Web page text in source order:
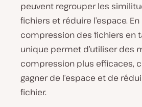
peuvent regrouper les
fichiers et réduire l’espace.
compression des fichiers en
unique permet d’utiliser des
compression plus efficaces,
gagner de l’espace et de
fichier.